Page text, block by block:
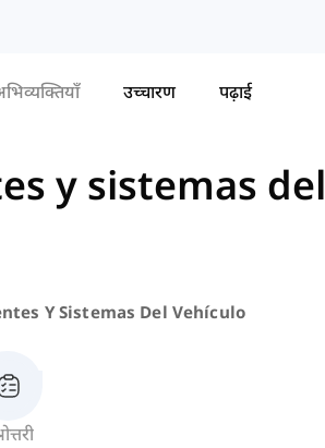
उच्चारण पढ़ाई
y sistemas del
Y Sistemas Del Vehículo